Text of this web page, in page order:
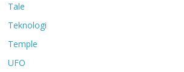
Tale
Teknologi
Temple
UFO